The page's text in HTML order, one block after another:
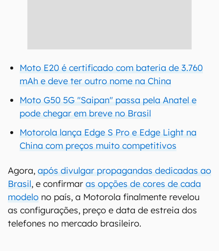
Moto E20 é certificado com bateria de 3.760
mAh e deve ter outro nome na China
Moto G50 5G "Saipan" passa pela Anatel e
pode chegar em breve no Brasil
Motorola lança Edge S Pro e Edge Light na
China com preços muito competitivos
Agora, após divulgar propagandas dedicadas ao
Brasil, e confirmar as opções de cores de cada
modelo no país, a Motorola finalmente revelou
as configurações, preço e data de estreia dos
telefones no mercado brasileiro.